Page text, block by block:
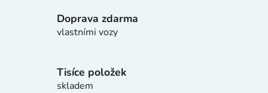
á
Doprava zdarma
vlastními vozy
Tisíce položek
skladem